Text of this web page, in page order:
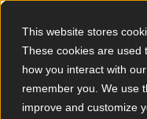
This website stores
These cookies are used
how you interact with
remember you. We use
improve and customize
Volver al blog